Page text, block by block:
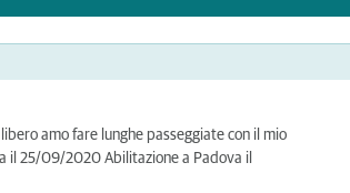
amo fare lunghe passeggiate con il mio
il 25/09/2020 Abilitazione a Padova il